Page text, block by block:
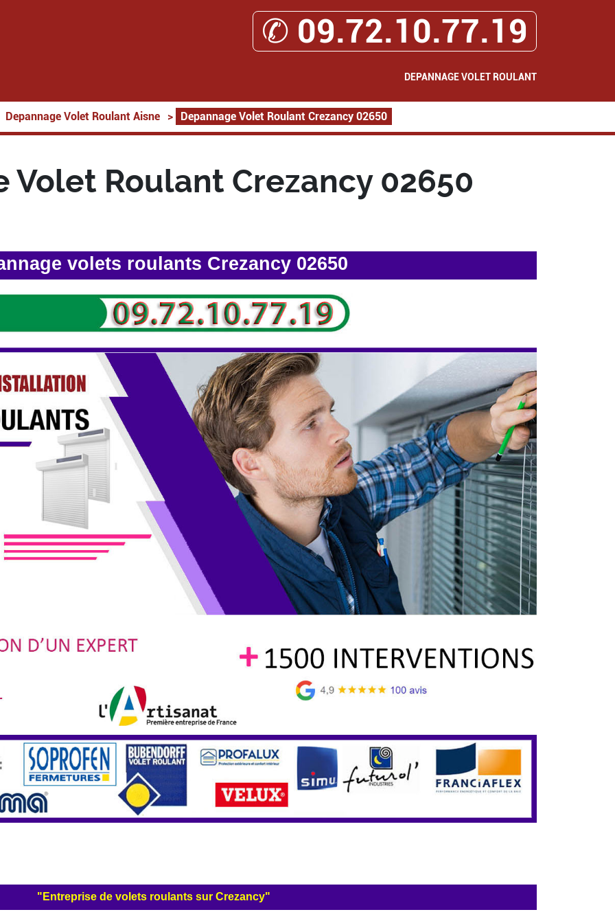
✆ 09.72.10.77.19
DEPANNAGE VOLET ROULANT
Depannage Volet Roulant Aisne > Depannage Volet Roulant Crezancy 02650
Volet Roulant Crezancy 02650
volets roulants Crezancy 02650
"Entreprise de volets roulants sur Crezancy"